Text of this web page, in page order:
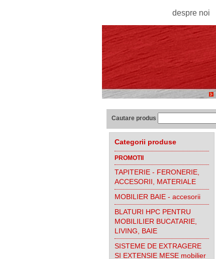
despre noi
Cautare produs
Categorii produse
PROMOTII
TAPITERIE - FERONERIE,
ACCESORII, MATERIALE
MOBILIER BAIE - accesorii
BLATURI HPC PENTRU
MOBILILIER BUCATARIE,
LIVING, BAIE
SISTEME DE EXTRAGERE
SI EXTENSIE MESE mobilier